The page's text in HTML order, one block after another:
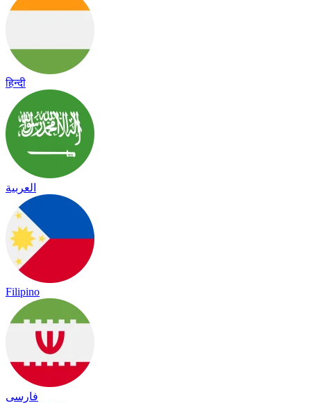
हिन्दी
العربية
Filipino
فارسی